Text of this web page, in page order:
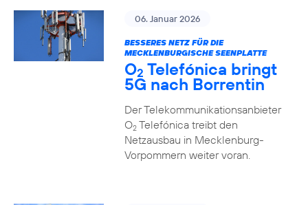
06. Januar 2026
BESSERES NETZ FÜR DIE
MECKLENBURGISCHE SEENPLATTE
O2 Telefónica bringt
5G nach Borrentin
Der Telekommunikationsanbieter
O2Telefónica treibt den
Netzausbau in Mecklenburg-
Vorpommern weiter voran.